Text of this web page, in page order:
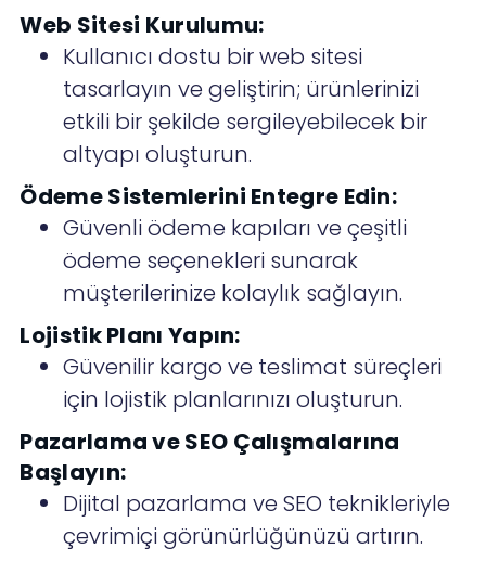
Web Sitesi Kurulumu:
Kullanıcı dostu bir web sitesi
tasarlayın ve geliştirin; ürünlerinizi
etkili bir şekilde sergileyebilecek bir
altyapı oluşturun.
Ödeme Sistemlerini Entegre Edin:
Güvenli ödeme kapıları ve çeşitli
ödeme seçenekleri sunarak
müşterilerinize kolaylık sağlayın.
Lojistik Planı Yapın:
Güvenilir kargo ve teslimat süreçleri
için lojistik planlarınızı oluşturun.
Pazarlama ve SEO Çalışmalarına
Başlayın:
Dijital pazarlama ve SEO teknikleriyle
çevrimiçi görünürlüğünüzü artırın.